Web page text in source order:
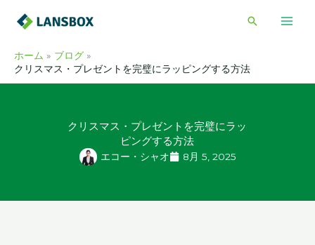
検
ホーム
ブログ
クリスマス・プレゼントを完璧にラッピングする方法
クリスマス・プレゼントを完璧にラッ
ピングする方法
エコー・シャオ 8月 5, 2025